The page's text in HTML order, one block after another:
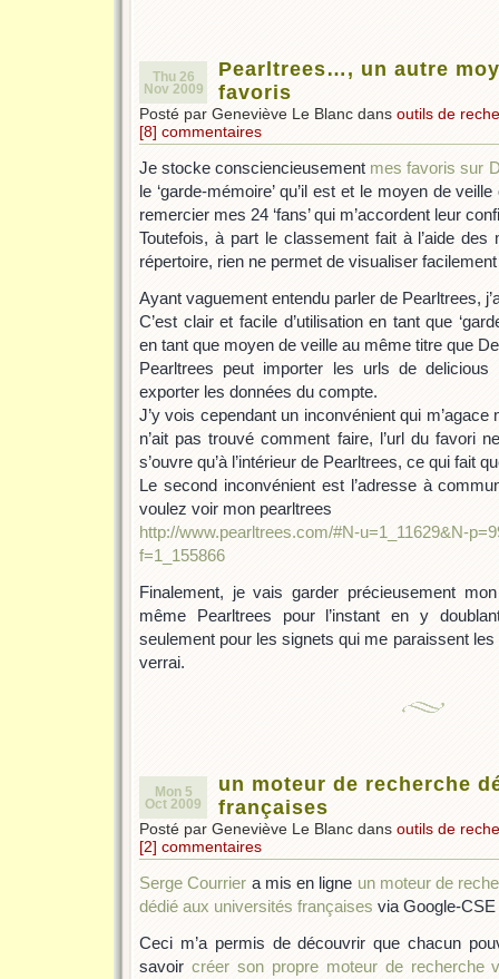
Thu 26
Nov 2009
Pearltrees…, un autre
favoris
Posté par Geneviève Le Blanc dans outils de
[8] commentaires
Je stocke consciencieusement mes favoris sur
le ‘garde-mémoire’ qu’il est et le moyen de
remercier mes 24 ‘fans’ qui m’accordent leur
Toutefois, à part le classement fait à l’aide
répertoire, rien ne permet de visualiser
Ayant vaguement entendu parler de Pearltrees,
C’est clair et facile d’utilisation en tant que
en tant que moyen de veille au même titre que
Pearltrees peut importer les urls de
exporter les données du compte.
J’y vois cependant un inconvénient qui
n’ait pas trouvé comment faire, l’url du favori
s’ouvre qu’à l’intérieur de Pearltrees, ce qui fait
Le second inconvénient est l’adresse à
voulez voir mon pearltrees
http://www.pearltrees.com/#N-u=1_11629&N-
f=1_155866
Finalement, je vais garder précieusement
même Pearltrees pour l’instant en y
seulement pour les signets qui me paraissent
verrai.
Mon 5
Oct 2009
un moteur de recherche
françaises
Posté par Geneviève Le Blanc dans outils de
[2] commentaires
Serge Courrier a mis en ligne un moteur de
dédié aux universités françaises via Google-
Ceci m’a permis de découvrir que chacun
savoir créer son propre moteur de recherche